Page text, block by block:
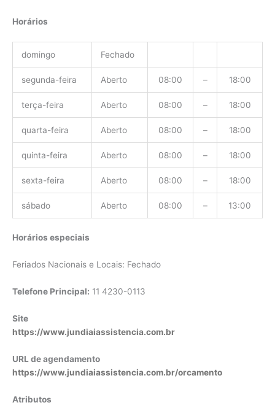
Horários
domingo Fechado
segunda-feira Aberto 08:00 – 18:00
terça-feira Aberto 08:00 – 18:00
quarta-feira Aberto 08:00 – 18:00
quinta-feira Aberto 08:00 – 18:00
sexta-feira Aberto 08:00 – 18:00
sábado Aberto 08:00 – 13:00
Horários especiais
Feriados Nacionais e Locais: Fechado
Telefone Principal: 11 4230-0113
Site
https://www.jundiaiassistencia.com.br
URL de agendamento
https://www.jundiaiassistencia.com.br/orcamento
Atributos